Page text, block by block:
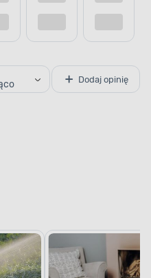
Dodaj opinię